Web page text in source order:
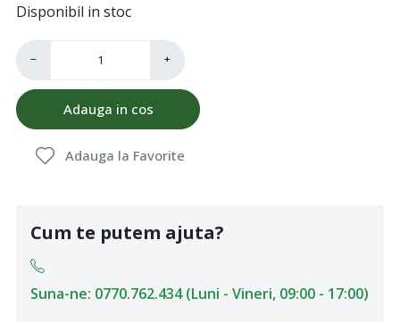
Disponibil in stoc
− +
Adauga in cos
Adauga la Favorite
Cum te putem ajuta?
Suna-ne: 0770.762.434 (Luni - Vineri, 09:00 - 17:00)